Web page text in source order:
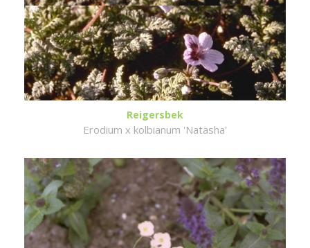
Reigersbek
Erodium x kolbianum 'Natasha'